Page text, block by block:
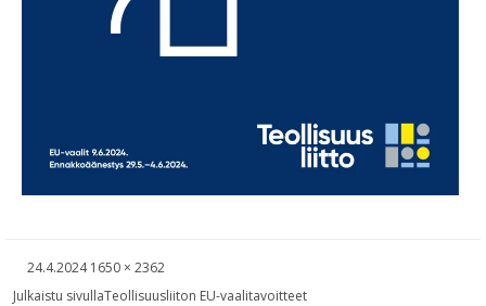
Kirjoitettu
24.4.2024 Täysikokoinen
1650 × 2362
Artikkelien
Julkaistu sivullaTeollisuusliiton EU-vaalitavoitteet